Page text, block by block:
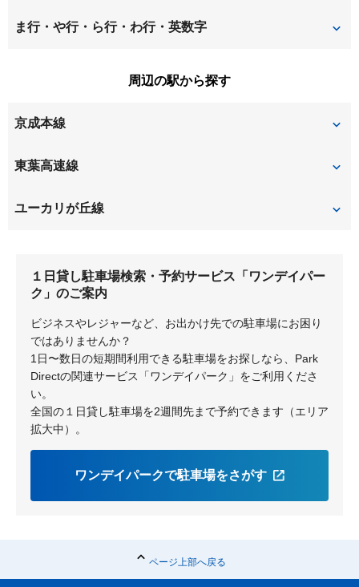
上志津原
中志津 西志津
ま行・や行・ら行・わ行・英数字
周辺の駅から探す
京成本線
ユーカリが丘
東葉高速線
東葉勝田台
ユーカリが丘線
井野 公園
地区センター 女子大
１日貸し駐車場検索・予約サービス「ワンデイパー
ク」のご案内
ビジネスやレジャーなど、お出かけ先での駐車場にお困り
ではありませんか？
1日〜数日の短期間利用できる駐車場をお探しなら、Park
Directの関連サービス「ワンデイパーク」をご利用くださ
い。
全国の１日貸し駐車場を2週間先まで予約できます（エリア
拡大中）。
ワンデイパークで駐車場をさがす
ページ上部へ戻る